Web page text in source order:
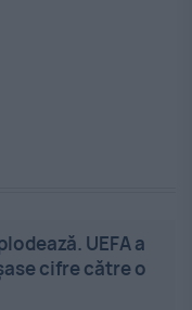
UEFA a
cifre către o